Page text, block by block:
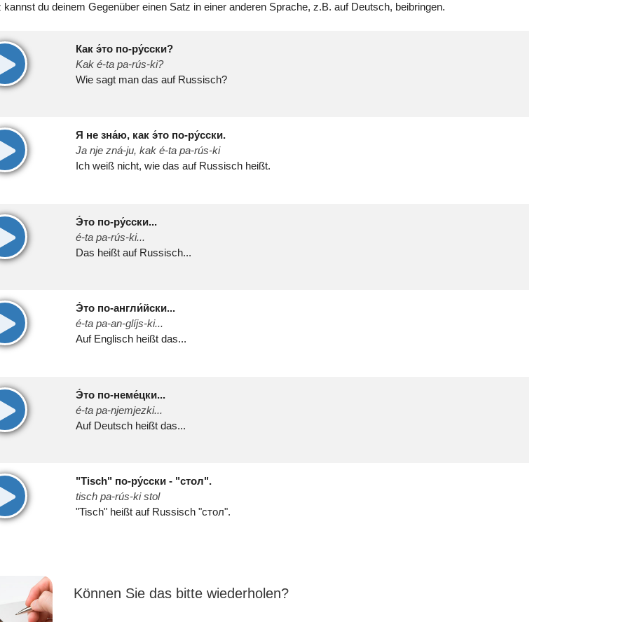
kannst du deinem Gegenüber einen Satz in einer anderen Sprache, z.B. auf Deutsch, beibringen.
00:00
Как э́то по-ру́сски?
Kak é-ta pa-rús-ki?
Wie sagt man das auf Russisch?
00:00
Я не зна́ю, как э́то по-ру́сски.
Ja nje zná-ju, kak é-ta pa-rús-ki
Ich weiß nicht, wie das auf Russisch heißt.
00:00
Э́то по-ру́сски...
é-ta pa-rús-ki...
Das heißt auf Russisch...
00:00
Э́то по-англи́йски...
é-ta pa-an-glíjs-ki...
Auf Englisch heißt das...
00:00
Э́то по-неме́цки...
é-ta pa-njemjezki...
Auf Deutsch heißt das...
00:00
"Tisch" по-ру́сски - "стол".
tisch pa-rús-ki stol
"Tisch" heißt auf Russisch "стол".
Können Sie das bitte wiederholen?